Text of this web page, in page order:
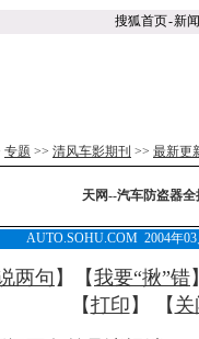
搜狐首页-新闻
专题 >> 清风车影期刊 >> 最新更
天网--汽车防盗器全
AUTO.SOHU.COM 2004年
两句 】【我要“揪”错
【打印 】 【 关